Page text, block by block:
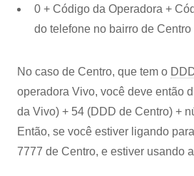
0 + Código da Operadora +
do telefone no bairro de Centro
No caso de Centro, que tem o
operadora Vivo, você deve então
da Vivo) + 54 (DDD de Centro) +
Então, se você estiver ligando
7777 de Centro, e estiver usando